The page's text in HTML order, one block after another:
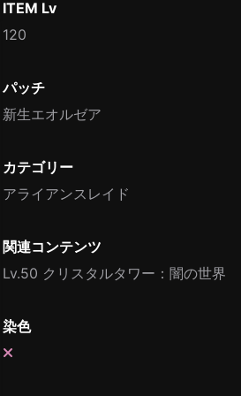
ITEM Lv
120
パッチ
新生エオルゼア
カテゴリー
アライアンスレイド
関連コンテンツ
Lv.50 クリスタルタワー：闇の世界
染色